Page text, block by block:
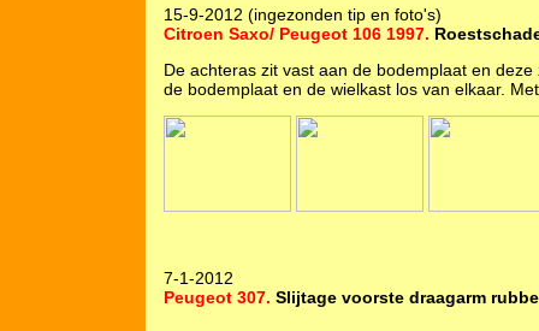
15-9-2012 (ingezonden tip en foto's)
Citroen Saxo/ Peugeot 106 1997.
De achteras zit vast aan de bodemplaat en
de bodemplaat en de wielkast los van elkaar.
7-1-2012
Peugeot 307. Slijtage voorste draagarm